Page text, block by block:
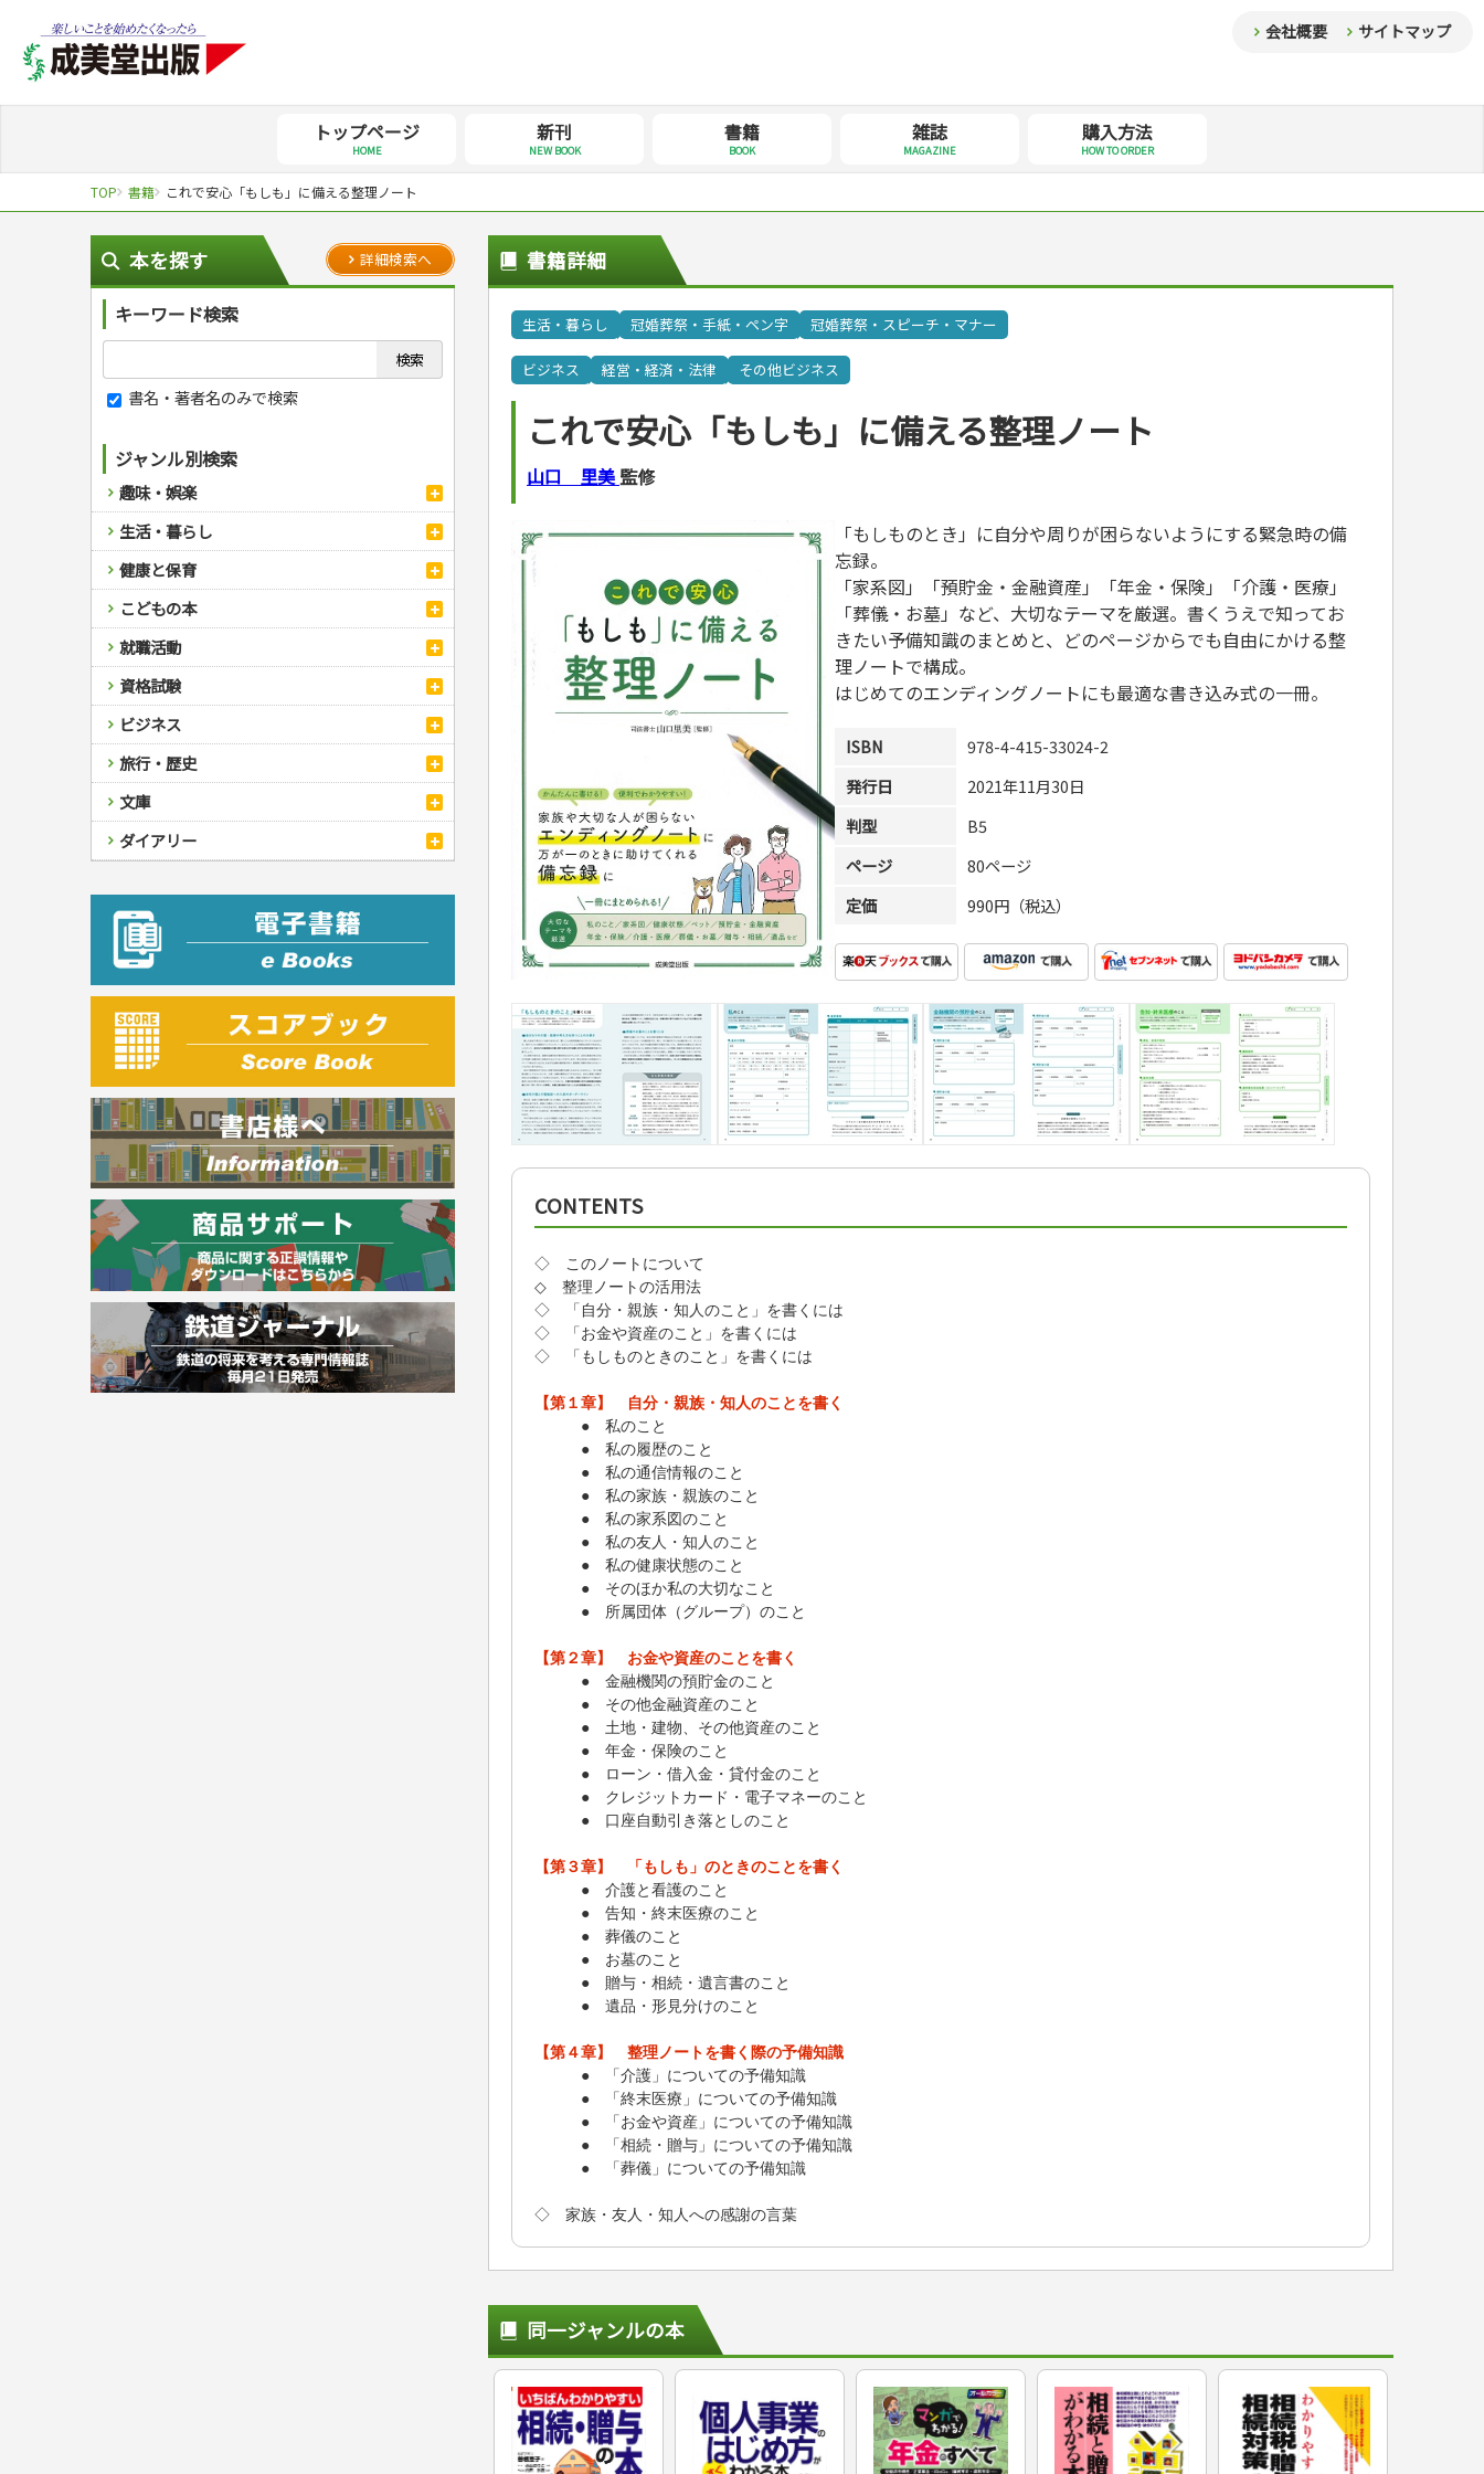
会社概要 サイトマップ
トップページ
HOME
新刊
NEW BOOK
書籍
BOOK
雑誌
MAGAZINE
購入方法
HOW TO ORDER
TOP 書籍 これで安心「もしも」に備える整理ノート
本を探す 詳細検索へ
キーワード検索
書名・著者名のみで検索
ジャンル別検索
趣味・娯楽
スポーツ
スポーツルール
野球
ゴルフ
トレーニング
ジュニアスポーツ
その他スポーツ
自然・アウトドア・ペット
アウトドア
犬・猫
ペット・飼育
園芸・野菜づくり
雑学
娯楽・ゲーム・占い
ナンプレ
囲碁・将棋・麻雀
ゲーム・マジック
家相・風水・占い
カルチャー・芸術・趣味
鉄道・車・自転車
音楽・楽器
趣味・鑑賞・カメラ
絵画・デッサン
俳句・詩・ことば
辞典・語学
辞典
語学・旅行会話
運転免許
原付・二輪
普通免許
その他免許
生活・暮らし
料理
料理・レシピ
おもてなし・ごちそう料理
各国料理
お弁当
健康メニュー・ダイエット
調理器具クッキング
お菓子・ケーキ・パン
飲み物・お酒
手芸・クラフト
編み物
ソーイング
クラフト
住まい・インテリア・暮らし
インテリア・ハウジング
収納・掃除・暮らし
美容・ファッション
ダイエット・エクササイズ
メイク・ネイル・ヘア
着物・着つけ
冠婚葬祭・手紙・ペン字
冠婚葬祭・スピーチ・マナー
手紙・ペン字
妊娠・出産・育児
妊娠・出産・育児
離乳食・幼児食・こどもレシピ
健康と保育
家庭医学・健康
ツボ・マッサージ
家庭医学・病気
健康知識
栄養事典
生活習慣病
看護・介護
看護一般
介護一般
保育・教育
パネルシアター
指導マニュアル
こどもの本
児童一般
おりがみ・あやとり
なぞなぞ・ゲーム
占い・心理ゲーム
のりもの・ずかん
読み物・絵本
音と光のでる絵本
学参・ドリル
夏休みドリル
総復習ドリル
学習・地図
自由研究・読書感想文
えんぴつちょう
就職活動
就職活動
就職試験
公務員試験
資格試験
検定試験・資格試験
英語検定・TOEIC
漢字検定・数学検定
簿記検定
ケアマネジャー
介護・社会福祉士
司法書士・社労士
行政書士・宅建
FP
衛生管理・運行管理
建築・土木
電気・危険物
調理師
スキル・キャリアアップ
危険物取扱者
消防設備士
登録販売者
その他資格試験
ビジネス
経営・経済・法律
マネー・株・資産
簿記・経理・税金・保険
その他ビジネス
自己啓発
ビジネス読み物
旅行・歴史
国内・海外旅行
国外旅行
国内旅行
散歩・グルメ
地理・歴史
地理・地図
歴史
文庫
文庫
成美文庫
ダイアリー
プラチナダイアリー プレステージ
書籍詳細
生活・暮らし 冠婚葬祭・手紙・ペン字 冠婚葬祭・スピーチ・マナー
ビジネス 経営・経済・法律 その他ビジネス
これで安心「もしも」に備える整理ノート
山口 里美監修
「もしものとき」に自分や周りが困らないようにする緊急時の備
忘録。
「家系図」「預貯金・金融資産」「年金・保険」「介護・医療」
「葬儀・お墓」など、大切なテーマを厳選。書くうえで知ってお
きたい予備知識のまとめと、どのページからでも自由にかける整
理ノートで構成。
はじめてのエンディングノートにも最適な書き込み式の一冊。
ISBN
978-4-415-33024-2
発行日
2021年11月30日
判型
B5
ページ
80ページ
定価
990円（税込）
CONTENTS
◇ このノートについて
◇ 整理ノートの活用法
◇ 「自分・親族・知人のこと」を書くには
◇ 「お金や資産のこと」を書くには
◇ 「もしものときのこと」を書くには
【第１章】 自分・親族・知人のことを書く
● 私のこと
● 私の履歴のこと
● 私の通信情報のこと
● 私の家族・親族のこと
● 私の家系図のこと
● 私の友人・知人のこと
● 私の健康状態のこと
● そのほか私の大切なこと
● 所属団体（グループ）のこと
【第２章】 お金や資産のことを書く
● 金融機関の預貯金のこと
● その他金融資産のこと
● 土地・建物、その他資産のこと
● 年金・保険のこと
● ローン・借入金・貸付金のこと
● クレジットカード・電子マネーのこと
● 口座自動引き落としのこと
【第３章】 「もしも」のときのことを書く
● 介護と看護のこと
● 告知・終末医療のこと
● 葬儀のこと
● お墓のこと
● 贈与・相続・遺言書のこと
● 遺品・形見分けのこと
【第４章】 整理ノートを書く際の予備知識
● 「介護」についての予備知識
● 「終末医療」についての予備知識
● 「お金や資産」についての予備知識
● 「相続・贈与」についての予備知識
● 「葬儀」についての予備知識
◇ 家族・友人・知人への感謝の言葉
同一ジャンルの本